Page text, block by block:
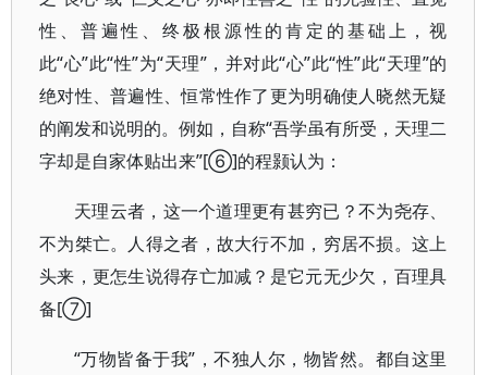
性、普遍性、终极根源性的肯定的基础上，视
此“心”此“性”为“天理”，并对此“心”此“性”此“天理”的
绝对性、普遍性、恒常性作了更为明确使人晓然无疑
的阐发和说明的。例如，自称“吾学虽有所受，天理二
字却是自家体贴出来”[⑥]的程颢认为：
天理云者，这一个道理更有甚穷已？不为尧存、
不为桀亡。人得之者，故大行不加，穷居不损。这上
头来，更怎生说得存亡加减？是它元无少欠，百理具
备[⑦]
“万物皆备于我”，不独人尔，物皆然。都自这里